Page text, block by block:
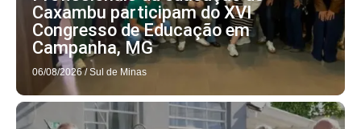
Caxambu participam do XVI
Congresso de Educação em
Campanha, MG
06/08/2026 / Sul de Minas